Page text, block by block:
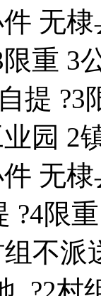
无
重 3
提 ?3
园 2
无
?4限
不